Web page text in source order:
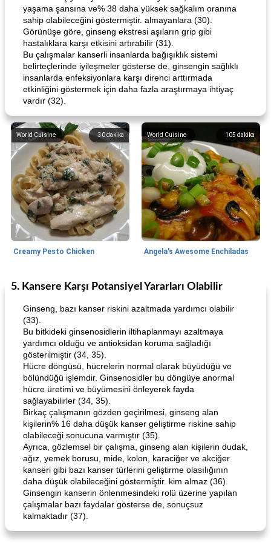
yaşama şansına ve% 38 daha yüksek sağkalım oranına
sahip olabileceğini göstermiştir. almayanlara (30).
Görünüşe göre, ginseng ekstresi aşıların grip gibi
hastalıklara karşı etkisini artırabilir (31).
Bu çalışmalar kanserli insanlarda bağışıklık sistemi
belirteçlerinde iyileşmeler gösterse de, ginsengin sağlıklı
insanlarda enfeksiyonlara karşı direnci arttırmada
etkinliğini göstermek için daha fazla araştırmaya ihtiyaç
vardır (32).
30dakika
World Cuisine
Creamy Pesto Chicken
105 dakika
World Cuisine
Angela's Awesome Enchiladas
105dakika
World Cuisine
Angela's Awesome Enchiladas
Lunch/Snacks
5. Kansere Karşı Potansiyel Yararları Olabilir
Ginseng, bazı kanser riskini azaltmada yardımcı olabilir
(33).
Bu bitkideki ginsenosidlerin iltihaplanmayı azaltmaya
yardımcı olduğu ve antioksidan koruma sağladığı
gösterilmiştir (34, 35).
Hücre döngüsü, hücrelerin normal olarak büyüdüğü ve
bölündüğü işlemdir. Ginsenosidler bu döngüye anormal
hücre üretimi ve büyümesini önleyerek fayda
sağlayabilirler (34, 35).
Birkaç çalışmanın gözden geçirilmesi, ginseng alan
kişilerin% 16 daha düşük kanser geliştirme riskine sahip
olabileceği sonucuna varmıştır (35).
Ayrıca, gözlemsel bir çalışma, ginseng alan kişilerin dudak,
ağız, yemek borusu, mide, kolon, karaciğer ve akciğer
kanseri gibi bazı kanser türlerini geliştirme olasılığının
daha düşük olabileceğini göstermiştir. kim almaz (36).
Ginsengin kanserin önlenmesindeki rolü üzerine yapılan
çalışmalar bazı faydalar gösterse de, sonuçsuz
kalmaktadır (37).